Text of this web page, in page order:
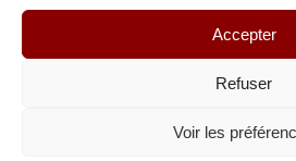
Accepter
Refuser
Voir les